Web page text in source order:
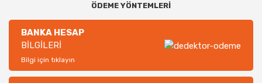
ÖDEME YÖNTEMLERİ
BANKA HESAP
BİLGİLERİ
Bilgi için tıklayın